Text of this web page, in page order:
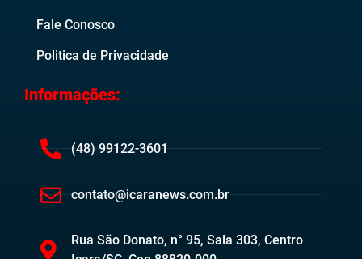
Fale Conosco
Politica de Privacidade
Informações:
(48) 99122-3601
contato@icaranews.com.br
Rua São Donato, n° 95, Sala 303, Centro